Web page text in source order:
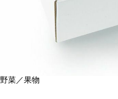
野菜／果物